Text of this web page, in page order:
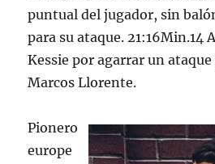
puntual del jugador, sin
para su ataque. 21:16Min.14
Kessie por agarrar un
Marcos Llorente.
Pionero
europe